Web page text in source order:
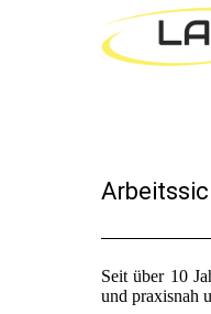
Seit über 10
und praxisnah